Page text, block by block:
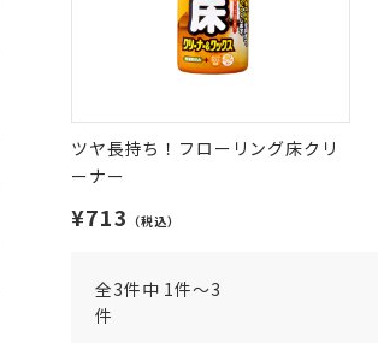
ツヤ長持ち！フローリング床クリ
ーナー
¥713 （税込）
全3件中 1件～3
件